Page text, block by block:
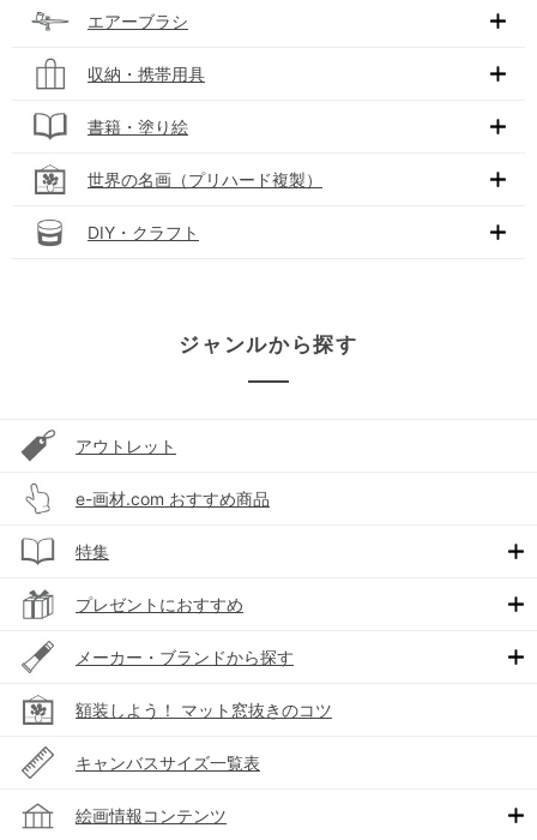
エアーブラシ
収納・携帯用具
書籍・塗り絵
世界の名画（プリハード複製）
DIY・クラフト
ジャンルから探す
アウトレット
e-画材.com おすすめ商品
特集
プレゼントにおすすめ
メーカー・ブランドから探す
額装しよう！ マット窓抜きのコツ
キャンバスサイズ一覧表
絵画情報コンテンツ